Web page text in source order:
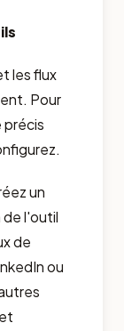
les flux
Pour
précis
un
de l'outil
de
ou